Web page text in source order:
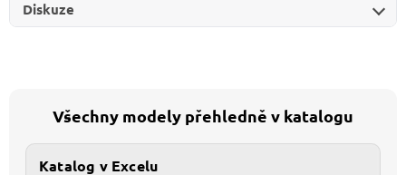
Diskuze
Všechny modely přehledně v katalogu
Katalog v Excelu